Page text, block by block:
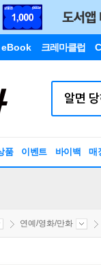
eBook 크레마클럽
품 이벤트 바이백 매
연예/영화/만화